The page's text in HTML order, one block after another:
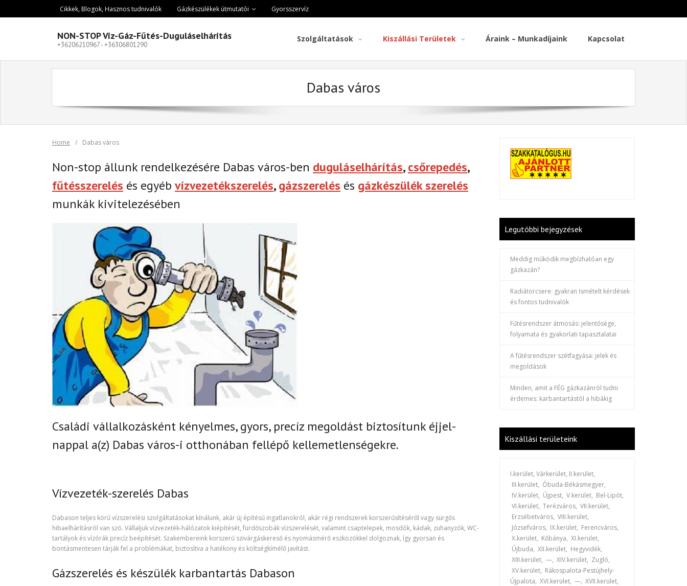
Cikkek, Blogok, Hasznos tudnivalók Gázkészülékek útmutatói Gyorsszervíz
NON-STOP Víz-Gáz-Fűtés-Duguláselhárítás
+36206210967 - +36306801290
Szolgáltatások Kiszállási Területek Áraink – Munkadíjaink Kapcsolat
Dabas város
Home / Dabas város
Non-stop állunk rendelkezésére Dabas város-ben duguláselhárítás,csőrepedés,
fűtésszerelés és egyéb vízvezetékszerelés,gázszerelés és gázkészülék szerelés
munkák kivitelezésében
Családi vállalkozásként kényelmes, gyors, precíz megoldást biztosítunkéjjel-
nappal a(z) Dabas város-i otthonában fellépő kellemetlenségekre.
Vízvezeték-szerelés Dabas
Dabason teljes körű vízszerelési szolgáltatásokat kínálunk, akár új építésű ingatlanokról, akár régi rendszerek korszerűsítéséről vagy sürgős
hibaelhárításról van szó. Vállaljuk vízvezeték-hálózatok kiépítését, fürdőszobák vízszerelését, valamint csaptelepek, mosdók, kádak, zuhanyzók, WC-
tartályok és vízórák precíz beépítését. Szakembereink korszerű szivárgáskereső és nyomásmérő eszközökkel dolgoznak, így gyorsan és
bontásmentesen tárják fel a problémákat, biztosítva a hatékony és költségkímélő javítást.
Gázszerelés és készülék karbantartás Dabason
Legutóbbi bejegyzések
Meddig működik megbízhatóan egy
gázkazán?
Radiátorcsere: gyakran Ismételt kérdések
és fontos tudnivalók
Fűtésrendszer átmosás: jelentősége,
folyamata és gyakorlati tapasztalatai
A fűtésrendszer szétfagyása: jelek és
megoldások
Minden, amit a FÉG gázkazánról tudni
érdemes: karbantartástól a hibákig
Kiszállási területeink
I.kerület, Várkerület, II.kerület,
III.kerület, Óbuda-Békásmegyer,
IV.kerület, Újpest, V.kerület, Bel-Lipót,
VI.kerület, Terézváros, VII.kerület,
Erzsébetváros, VIII.kerület,
Józsefváros, IX.kerület, Ferencváros,
X.kerület, Kőbánya, XI.kerület,
Újbuda, XII.kerület, Hegyvidék,
XIII.kerület, —, XIV.kerület, Zugló,
XV.kerület, Rákospalota-Pestújhely-
Újpalota, XVI.kerület, —, XVII.kerület,